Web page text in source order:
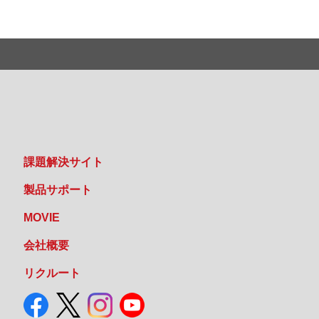
課題解決サイト
製品サポート
MOVIE
会社概要
リクルート